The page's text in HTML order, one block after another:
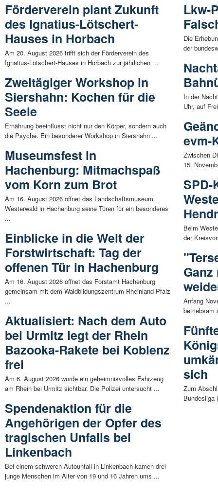
Förderverein plant Zukunft
des Ignatius-Lötschert-
Hauses in Horbach
Am 20. August 2026 trifft sich der Förderverein des
Ignatius-Lötschert-Hauses in Horbach zur jährlichen ...
Zweitägiger Workshop in
Siershahn: Kochen für die
Seele
Ernährung beeinflusst nicht nur den Körper, sondern auch
die Psyche. Ein besonderer Workshop in Siershahn ...
Museumsfest in
Hachenburg: Mitmachspaß
vom Korn zum Brot
Am 16. August 2026 öffnet das Landschaftsmuseum
Westerwald in Hachenburg seine Türen für ein besonderes
...
Einblicke in die Welt der
Forstwirtschaft: Tag der
offenen Tür in Hachenburg
Am 16. August 2026 öffnet das Forstamt Hachenburg
gemeinsam mit dem Waldbildungszentrum Rheinland-Pfalz
...
Aktualisiert: Nach dem Auto
bei Urmitz legt der Rhein
Bazooka-Rakete bei Koblenz
frei
Am 6. August 2026 wurde ein geheimnisvolles Fahrzeug
am Rhein bei Urmitz sichtbar. Die Polizei untersucht ...
Spendenaktion für die
Angehörigen der Opfer des
tragischen Unfalls bei
Linkenbach
Bei einem schweren Autounfall in Linkenbach kamen drei
junge Menschen im Alter von 19 und 16 Jahren ums ...
Lkw-
Die
der
In der
Uhr, auf
evm-
Zwischen
15.
Beim
der
Anfang
betriebsam
sich
Zum
Bundesliga